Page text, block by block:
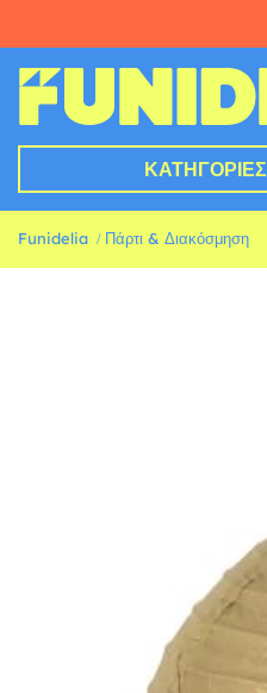
ΚΑΤΗΓΟΡΊΕΣ
Funidelia Πάρτι & Διακόσμηση